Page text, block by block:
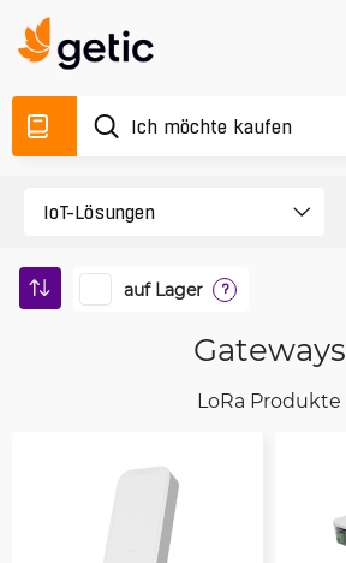
auf Lager ?
Gateways
LoRa Produkte